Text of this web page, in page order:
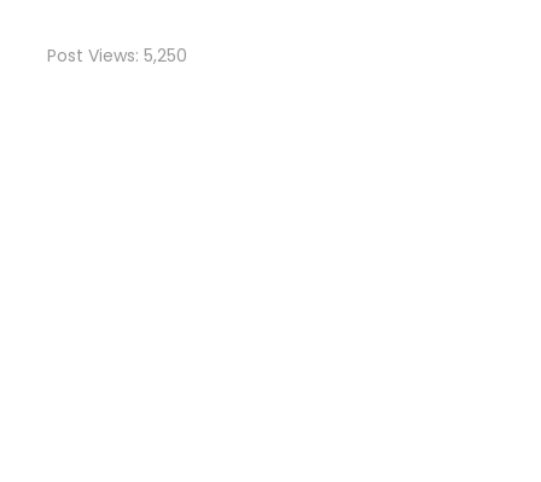
Post Views: 5,250